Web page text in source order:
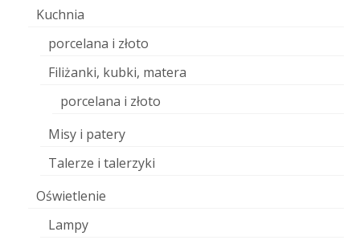
Kuchnia
porcelana i złoto
Filiżanki, kubki, matera
porcelana i złoto
Misy i patery
Talerze i talerzyki
Oświetlenie
Lampy